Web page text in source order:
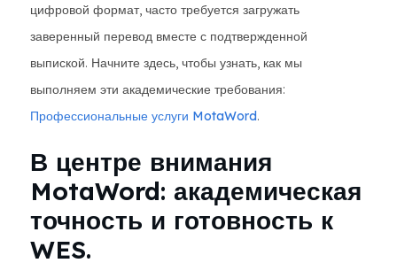
цифровой формат, часто требуется загружать
заверенный перевод вместе с подтвержденной
выпиской. Начните здесь, чтобы узнать, как мы
выполняем эти академические требования:
Профессиональные услуги MotaWord.
В центре внимания
MotaWord: академическая
точность и готовность к
WES.